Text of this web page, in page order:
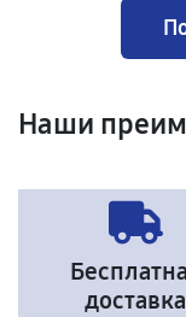
Наши
доставка